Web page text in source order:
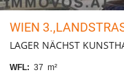
WIEN
LAGER NÄCHST
WFL: 37 m²